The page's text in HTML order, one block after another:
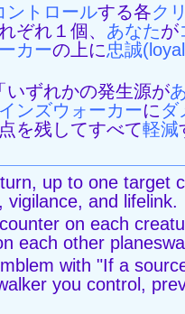
ントロールする各ク
ぞれ１個、 あなたが
カーの上に忠誠
いずれかの発生源が
ンズウォーカーにダ
を残してすべて軽減
up to one target
vigilance, and lifelink.
on each
each other
with "If a
you control,